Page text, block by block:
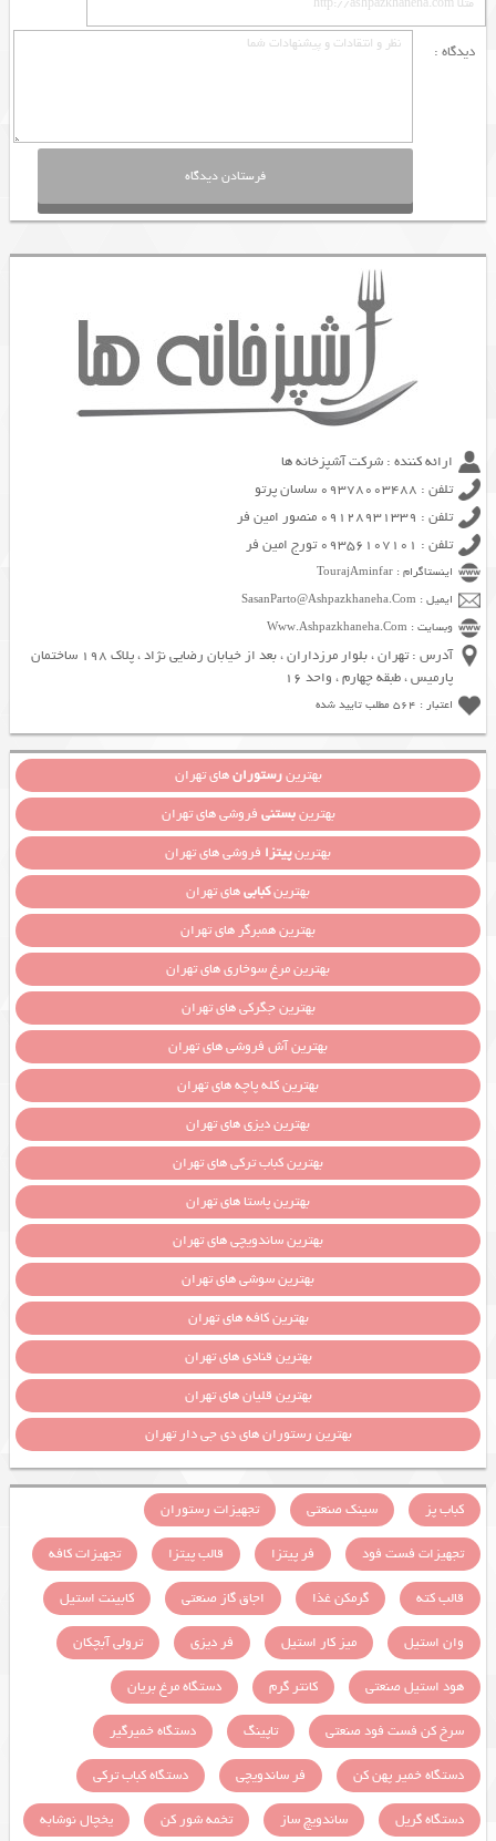
دیدگاه :
ارائه کننده : شرکت آشپزخانه ها
تلفن : 09378003488 ساسان پرتو
تلفن : 09128931339 منصور امین فر
تلفن : 09356107101 تورج امین فر
اینستاگرام : TourajAminfar
ایمیل : SasanParto@Ashpazkhaneha.Com
وبسایت : Www.Ashpazkhaneha.Com
آدرس : تهران ، بلوار مرزداران ، بعد از خیابان رضایی نژاد ، پلاک 198 ساختمان
پارمیس ، طبقه چهارم ، واحد 16
اعتبار : 564 مطلب تایید شده
بهترینرستورانهای تهران
بهترینبستنی فروشی های تهران
بهترینپیتزا فروشی های تهران
بهترینکبابیهای تهران
بهترین همبرگر های تهران
بهترین مرغ سوخاری های تهران
بهترین جگرکی های تهران
بهترین آش فروشی های تهران
بهترین کله پاچه های تهران
بهترین دیزی های تهران
بهترین کباب ترکی های تهران
بهترین پاستا های تهران
بهترین ساندویچی های تهران
بهترین سوشی های تهران
بهترین کافه های تهران
بهترین قنادی های تهران
بهترین قلیان های تهران
بهترین رستوران های دی جی دار تهران
کباب پز سینک صنعتی
تجهیزات رستوران
تجهیزات فست فود
فر پیتزا قالب پیتزا
تجهیزات کافه
قالب کته
گرمکن غذا اجاق گاز صنعتی
کابینت استیل
وان استیل
میز کار استیل فر دیزی
ترولی آبچکان
هود استیل صنعتی
کانتر گرم
دستگاه مرغ بریان
سرخ کن فست فود صنعتی
تاپینگ
دستگاه خمیرگیر
دستگاه خمیر پهن کن
فر ساندویچی
دستگاه کباب ترکی
دستگاه گریل
ساندویچ ساز تخمه شور کن
یخچال نوشابه